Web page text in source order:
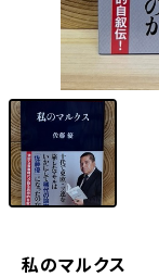
私のマルクス